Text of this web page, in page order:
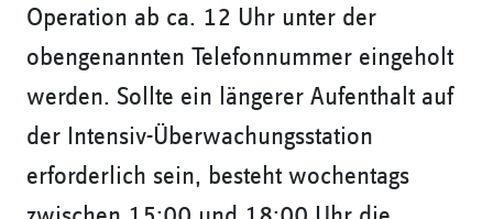
Operation ab ca. 12 Uhr unter der
obengenannten Telefonnummer eingeholt
werden. Sollte ein längerer Aufenthalt auf
der Intensiv-Überwachungsstation
erforderlich sein, besteht wochentags